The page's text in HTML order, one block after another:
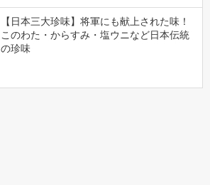
【日本三大珍味】将軍にも献上された味！
このわた・からすみ・塩ウニなど日本伝統
の珍味